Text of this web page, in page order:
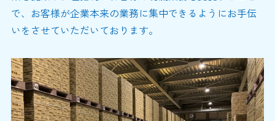
で、お客様が企業本来の業務に集中できるようにお手伝
いをさせていただいております。